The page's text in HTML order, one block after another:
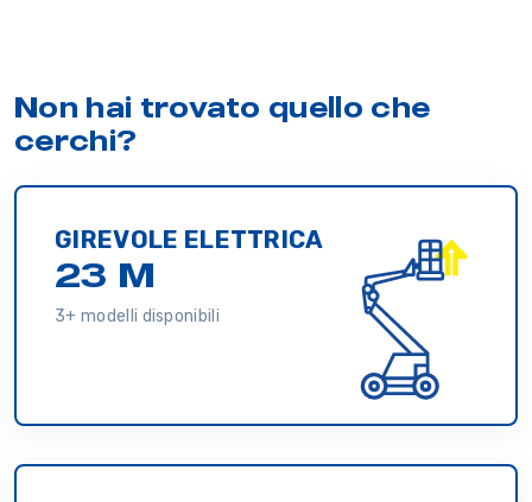
Non hai trovato quello che
cerchi?
GIREVOLE ELETTRICA
23 M
3+ modelli disponibili